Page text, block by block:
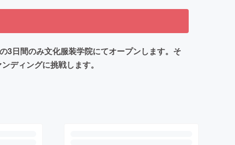
3日間のみ文化服装学院にてオープンします。そ
ディングに挑戦します。